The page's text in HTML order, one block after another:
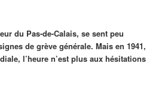
du Pas-de-Calais, se sent peu
de grève générale. Mais en 1941,
l’heure n’est plus aux hésitations